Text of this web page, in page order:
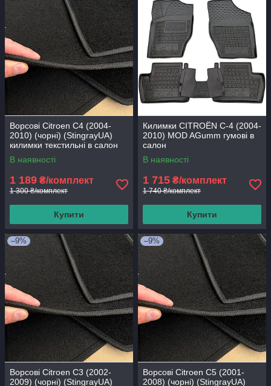
Ворсові Citroen C4 (2004-
2010) (чорні) (StingrayUA)
килимки текстильні в салон
авто
В наявності
1 189 ₴/комплект
1 300 ₴/комплект
Купити
Килимки CITROЁN C-4 (2004-
2010) MOD AGumm гумові в
салон
В наявності
1 715 ₴/комплект
1 740 ₴/комплект
Купити
–9%
Ворсові Citroen C3 (2002-
2009) (чорні) (StingrayUA)
–9%
Ворсові Citroen C5 (2001-
2008) (чорні) (StingrayUA)